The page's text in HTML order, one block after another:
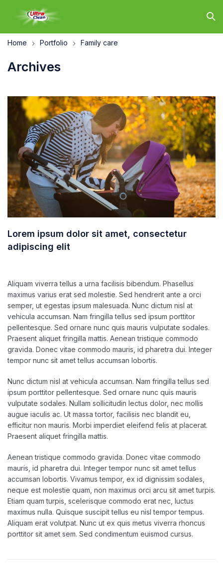
Archives
Home Portfolio Family care
Lorem ipsum dolor sit amet, consectetur
adipiscing elit
Aliquam viverra tellus a urna facilisis bibendum. Phasellus
maximus varius erat sed molestie. Sed hendrerit ante a orci
semper, ut egestas ipsum malesuada. Nunc dictum nisl at
vehicula accumsan. Nam fringilla tellus sed ipsum porttitor
pellentesque. Sed ornare nunc quis mauris vulputate sodales.
Praesent aliquet fringilla mattis. Aenean tristique commodo
gravida. Donec vitae commodo mauris, id pharetra dui. Integer
tempor nunc sit amet tellus accumsan lobortis.
Nunc dictum nisl at vehicula accumsan. Nam fringilla tellus sed
ipsum porttitor pellentesque. Sed ornare nunc quis mauris
vulputate sodales. Nullam sollicitudin lectus dolor, nec mollis
augue iaculis ac. Ut massa tortor, facilisis nec blandit eu,
efficitur non mauris. Morbi imperdiet eleifend felis at placerat.
Praesent aliquet fringilla mattis.
Aenean tristique commodo gravida. Donec vitae commodo
mauris, id pharetra dui. Integer tempor nunc sit amet tellus
accumsan lobortis. Vivamus tempor, ex id dignissim sodales,
neque est molestie quam, non maximus orci arcu sit amet turpis.
Etiam quam turpis, scelerisque commodo erat nec, luctus
maximus nulla. Quisque suscipit tellus eu nisl tempor tempus.
Aliquam erat volutpat. Nunc ut ex quis metus viverra rhoncus
porttitor sit amet sem. Sed condimentum euismod cursus.